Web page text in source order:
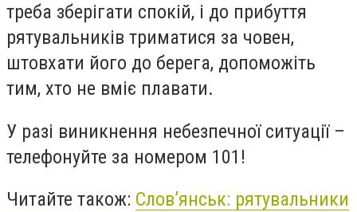
треба зберігати спокій, і до прибуття
рятувальників триматися за човен,
штовхати його до берега, допоможіть
тим, хто не вміє плавати.
У разі виникнення небезпечної ситуації –
телефонуйте за номером 101!
Читайте також: Слов’янськ: рятувальники